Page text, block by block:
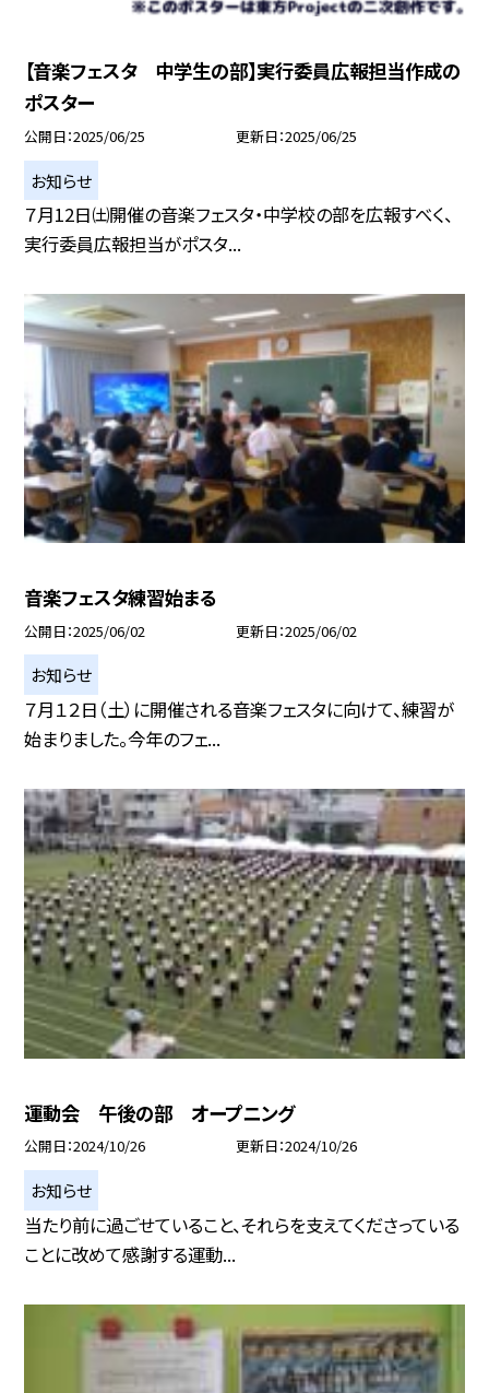
【音楽フェスタ 中学生の部】実行委員広報担当作成の
ポスター
公開日 2025/06/25 更新日 2025/06/25
お知らせ
７月12日㈯開催の音楽フェスタ・中学校の部を広報すべく、
実行委員広報担当がポスタ...
音楽フェスタ練習始まる
公開日 2025/06/02 更新日 2025/06/02
お知らせ
７月１２日（土）に開催される音楽フェスタに向けて、練習が
始まりました。今年のフェ...
運動会 午後の部 オープニング
公開日 2024/10/26 更新日 2024/10/26
お知らせ
当たり前に過ごせていること、それらを支えてくださっている
ことに改めて感謝する運動...